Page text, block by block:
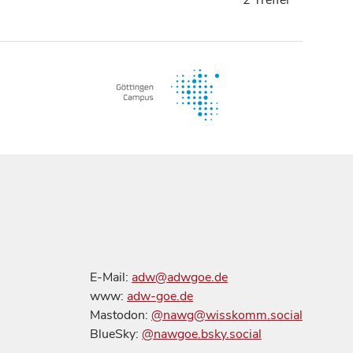
E-Mail: adw@adwgoe.de
www: adw-goe.de
Mastodon: @nawg@wisskomm.social
BlueSky: @nawgoe.bsky.social